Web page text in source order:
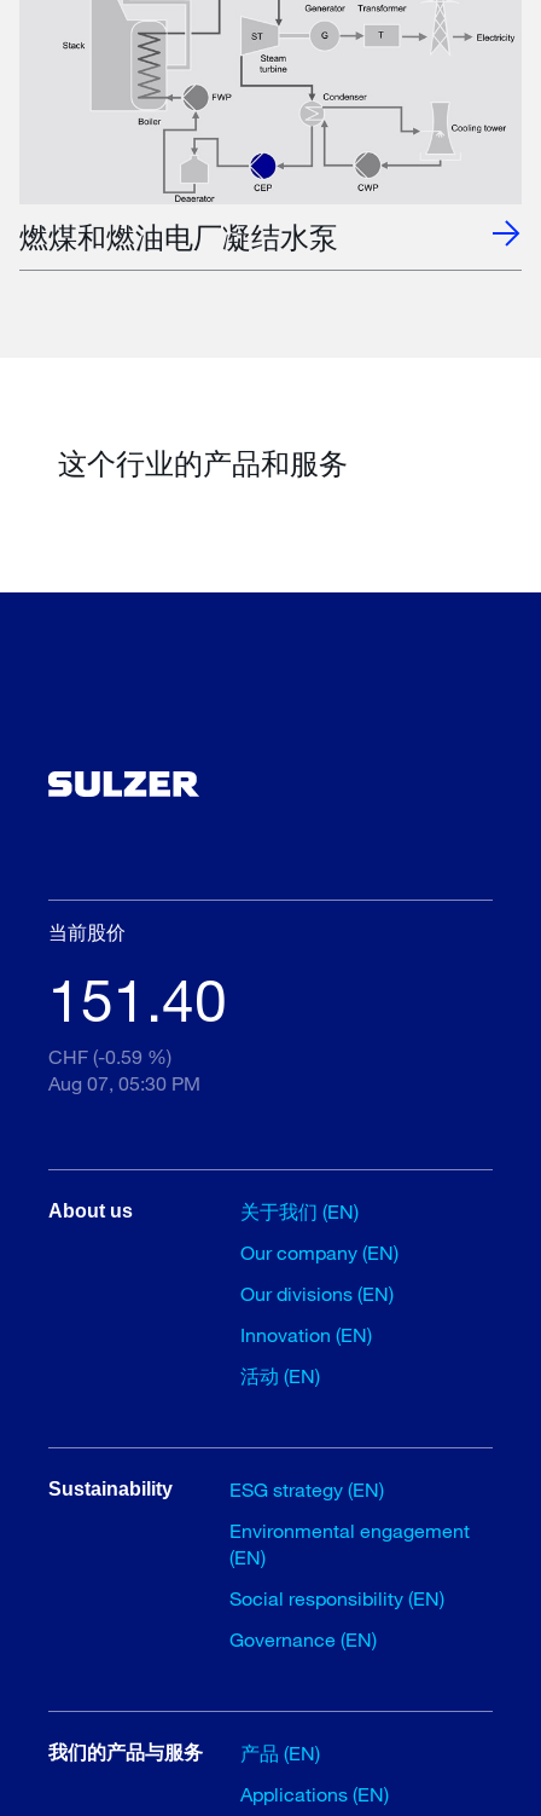
燃煤和燃油电厂凝结水泵
这个行业的产品和服务
当前股价
151.40
CHF (-0.59 %)
Aug 07, 05:30 PM
About us
关于我们 (EN)
Our company (EN)
Our divisions (EN)
Innovation (EN)
活动 (EN)
Sustainability
ESG strategy (EN)
Environmental engagement
(EN)
Social responsibility (EN)
Governance (EN)
我们的产品与服务
产品 (EN)
Applications (EN)